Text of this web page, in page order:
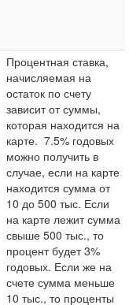
Процентная ставка,
начисляемая на
остаток по счету
зависит от суммы,
которая находится на
карте. 7.5% годовых
можно получить в
случае, если на карте
находится сумма от
10 до 500 тыс. Если
на карте лежит сумма
свыше 500 тыс., то
процент будет 3%
годовых. Если же на
счете сумма меньше
10 тыс., то проценты